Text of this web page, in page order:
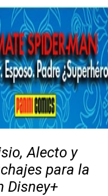
Alecto y
para la
Disney+